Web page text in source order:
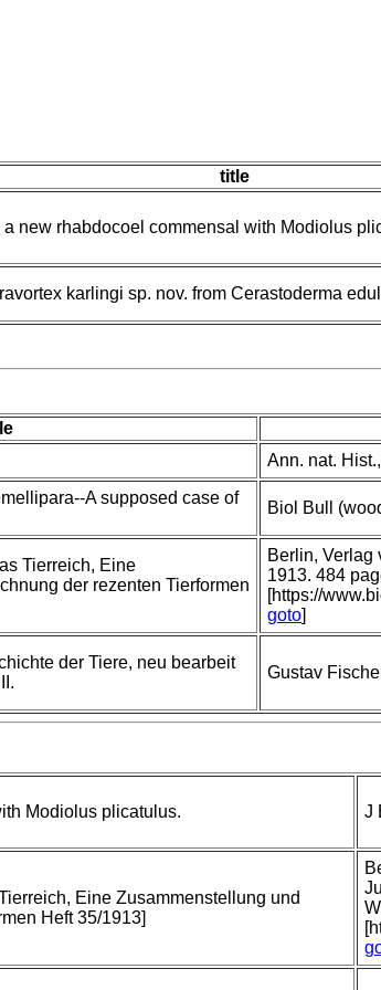
title
a new rhabdocoel commensal with Modiolus
karlingi sp. nov. from Cerastoderma
Ann. nat.
A supposed case of
Biol Bull
Tierreich, Eine
der rezenten Tierformen
Berlin, Verlag
1913. 484
[https://
goto]
der Tiere, neu bearbeit
Gustav
Modiolus plicatulus. J
Eine Zusammenstellung und
Heft 35/1913]
W